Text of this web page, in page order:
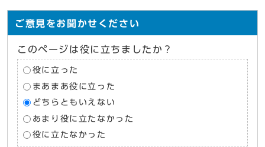
ご意見をお聞かせください
このページは役に立ちましたか？
役に立った
まあまあ役に立った
どちらともいえない
あまり役に立たなかった
役に立たなかった